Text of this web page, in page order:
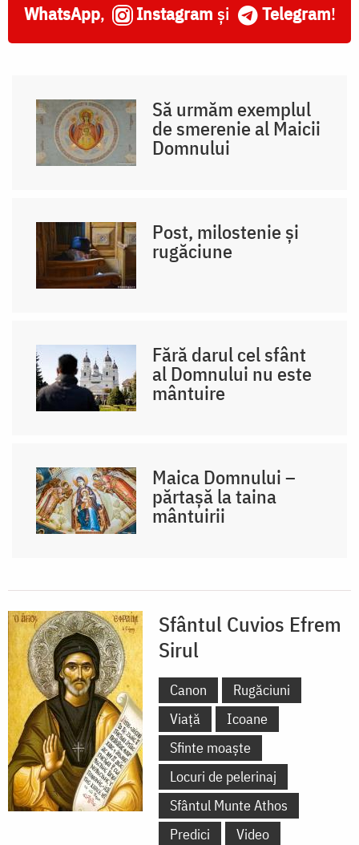
WhatsApp, Instagram și Telegram!
Să urmăm exemplul
de smerenie al Maicii
Domnului
Post, milostenie și
rugăciune
Fără darul cel sfânt
al Domnului nu este
mântuire
Maica Domnului –
părtașă la taina
mântuirii
Sfântul Cuvios Efrem
Sirul
Canon
Rugăciuni
Viață
Icoane
Sfinte moaște
Locuri de pelerinaj
Sfântul Munte Athos
Predici
Video